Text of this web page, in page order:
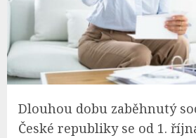
Dlouhou dobu zaběhnutý
České republiky se od 1.